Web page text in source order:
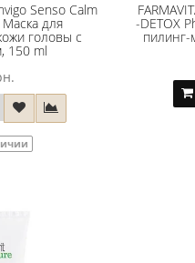
Senso Calm
для
головы с
150 ml
-DETOX
пилинг-